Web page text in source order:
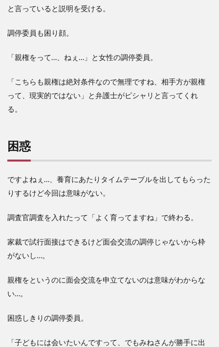
と言っていると説明を受ける。
調停委員も困り顔。
「親権をって…、ねぇ…」と女性の調停委員。
「こちらも親権は絶対条件なので無理ですね、相手方が親権
って、現実的ではない」と弁護士がピシャリと言ってくれ
る。
困惑
ですよねぇ…、養育にあたりタイムテーブルを出してもらった
りするけど今回は意味がない。
調査官調査を入れたって「よく育ってますね」で終わる。
家裁で試行面接はできるけど面会交流の調停じゃないから枠
がないし…。
親権をというのに面会交流を申立てないのは意味がわからな
い…。
困惑しきりの調停委員。
「子どもには会いたいんですって、でもみねさんが勝手に出